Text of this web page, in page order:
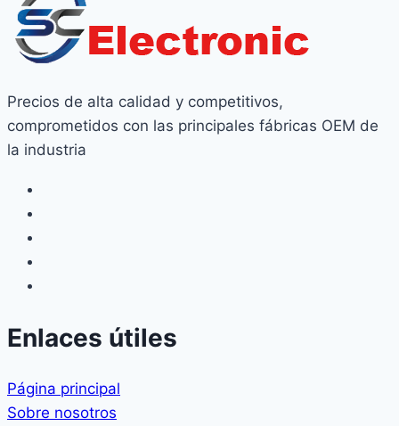
Precios de alta calidad y competitivos,
comprometidos con las principales fábricas OEM de
la industria
Enlaces útiles
Página principal
Sobre nosotros